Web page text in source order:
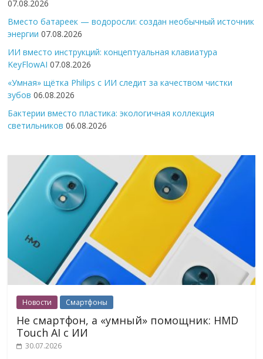
07.08.2026
Вместо батареек — водоросли: создан необычный источник
энергии 07.08.2026
ИИ вместо инструкций: концептуальная клавиатура
KeyFlowAI 07.08.2026
«Умная» щётка Philips с ИИ следит за качеством чистки
зубов 06.08.2026
Бактерии вместо пластика: экологичная коллекция
светильников 06.08.2026
Новости Смартфоны
Не смартфон, а «умный» помощник: HMD
Touch AI с ИИ
30.07.2026